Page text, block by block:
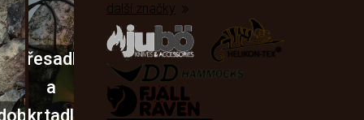
Křesadla
a
škrtadla
další značky